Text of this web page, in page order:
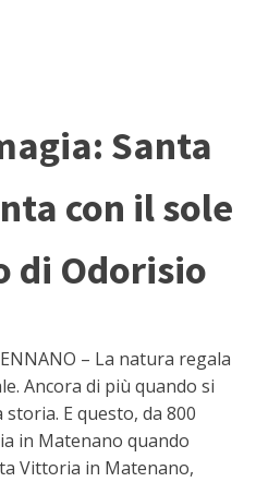
Santa
con il sole
di Odorisio
– La natura regala
Ancora di più quando si
E questo, da 800
in Matenano quando
Vittoria in Matenano,